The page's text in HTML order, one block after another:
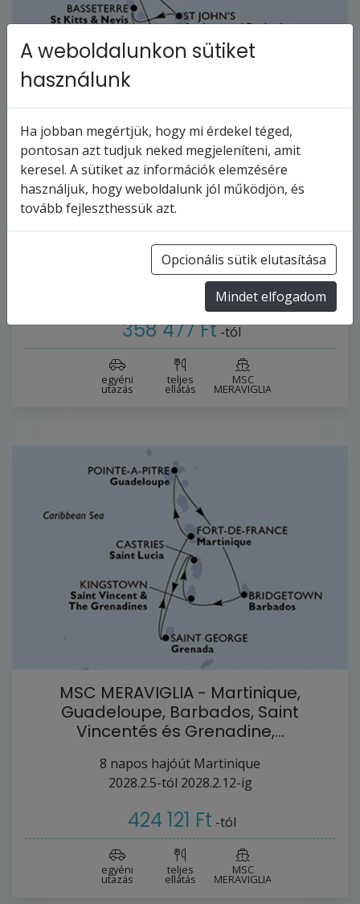
MSC MERAVIGLIA - Martinique,
Guadeloupe, Holland Antillák, Antigua
és Barbuda,…
napos hajóútMartinique
2027.12.18-tól
358 477 Ft -tól
egyéni
utazás
teljes
ellátás
MSC
MERAVIGLIA
MSC MERAVIGLIA - Martinique,
Guadeloupe, Barbados, Saint
Vincentés és Grenadine,…
8 napos hajóút Martinique
2028.2.5-tól 2028.2.12-ig
424 121 Ft -tól
egyéni
utazás
teljes
ellátás
MSC
MERAVIGLIA
A weboldalunkon sütiket
használunk
Ha jobban megértjük, hogy mi érdekel téged,
pontosan azt tudjuk neked megjeleníteni, amit
keresel. A sütiket az információk elemzésére
használjuk, hogy weboldalunk jól működjön, és
tovább fejleszthessük azt.
Opcionális sütik elutasítása
Mindet elfogadom